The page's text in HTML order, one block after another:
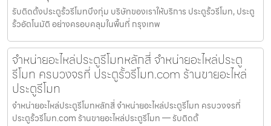
รับติดตั้งประตูรั้วรีโมทบึงกุ่ม บริษัทของเราให้บริการ ประตูรั้วรีโมท, ประตู
รั้วอัตโนมัติ อย่างครอบคลุมในพื้นที่ กรุงเทพ
จำหน่ายอะไหล่ประตูรีโมทหลักสี่ จำหน่ายอะไหล่ประตู
รีโมท ครบวงจรที่ ประตูรั้วรีโมท.com ร้านขายอะไหล่
ประตูรีโมท
จำหน่ายอะไหล่ประตูรีโมทหลักสี่ จำหน่ายอะไหล่ประตูรีโมท ครบวงจรที่
ประตูรั้วรีโมท.com ร้านขายอะไหล่ประตูรีโมท — รับติดตั้